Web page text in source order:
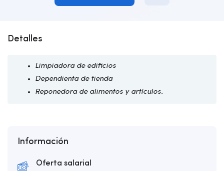
Detalles
Limpiadora de edificios
Dependienta de tienda
Reponedora de alimentos y artículos.
Información
Oferta salarial